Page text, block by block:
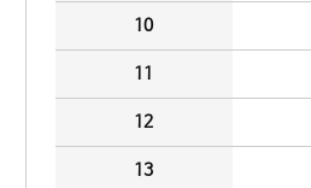
10
11
12
13